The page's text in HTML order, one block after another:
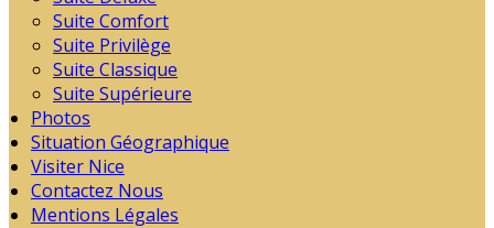
Suite Comfort
Suite Privilège
Suite Classique
Suite Supérieure
Photos
Situation Géographique
Visiter Nice
Contactez Nous
Mentions Légales